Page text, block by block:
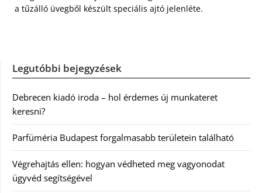
a tűzálló üvegből készült speciális ajtó jelenléte.
Legutóbbi bejegyzések
Debrecen kiadó iroda – hol érdemes új munkateret
keresni?
Parfüméria Budapest forgalmasabb területein található
Végrehajtás ellen: hogyan védheted meg vagyonodat
ügyvéd segítségével